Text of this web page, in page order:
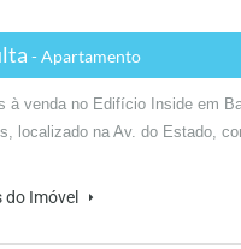
- Apartamento
à venda no Edifício Inside em
localizado na Av. do Estado,
do Imóvel